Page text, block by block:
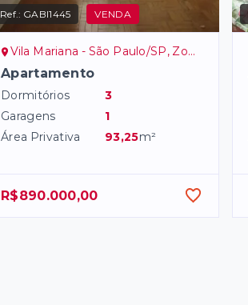
Ref.: GABI1445 VENDA
Vila Mariana - São Paulo/SP, Zona Sul
Apartamento
Dormitórios
3
Garagens
1
Área Privativa
93,25m²
R$890.000,00